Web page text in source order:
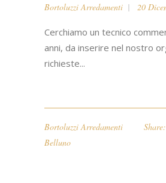
Bortoluzzi Arredamenti 20
Cerchiamo un tecnico
anni, da inserire nel nostro
richieste...
Bortoluzzi Arredamenti
Belluno
Share: